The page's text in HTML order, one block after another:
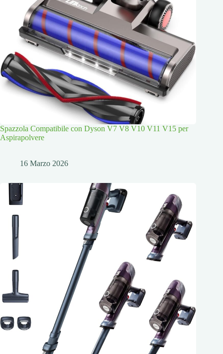
Spazzola Compatibile con Dyson V7 V8 V10 V11 V15 per
Aspirapolvere
16 Marzo 2026